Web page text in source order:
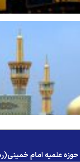
حوزه علمیه امام خمینی(ره)